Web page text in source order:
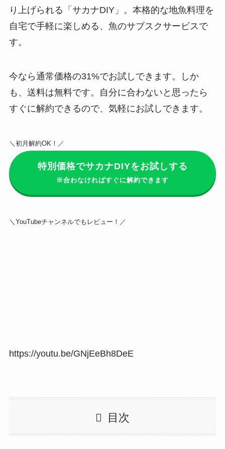
り上げられる「サカナDIY」。 本格的な地魚料理を
自宅で手軽に楽しめる、魚のサブスクサービスで
す。
今なら通常価格の31%でお試しできます。しか
も、送料は無料です。自分に合わないと思ったら
すぐに解約できるので、気軽にお試しできます。
＼初月解約OK！／
特別価格でサカナDIYをお試しする
※合わなければすぐに解約できます
＼YouTubeチャンネルでもレビュー！／
https://youtu.be/GNjEeBh8DeE
目次